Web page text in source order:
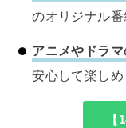
のオリジナル番
アニメやドラ
安心して楽しめ